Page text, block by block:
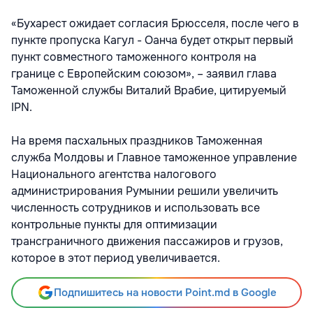
«Бухарест ожидает согласия Брюсселя, после чего в
пункте пропуска Кагул - Оанча будет открыт первый
пункт совместного таможенного контроля на
границе с Европейским союзом», – заявил глава
Таможенной службы Виталий Врабие, цитируемый
IPN.
На время пасхальных праздников Таможенная
служба Молдовы и Главное таможенное управление
Национального агентства налогового
администрирования Румынии решили увеличить
численность сотрудников и использовать все
контрольные пункты для оптимизации
трансграничного движения пассажиров и грузов,
которое в этот период увеличивается.
Подпишитесь на новости Point.md в Google